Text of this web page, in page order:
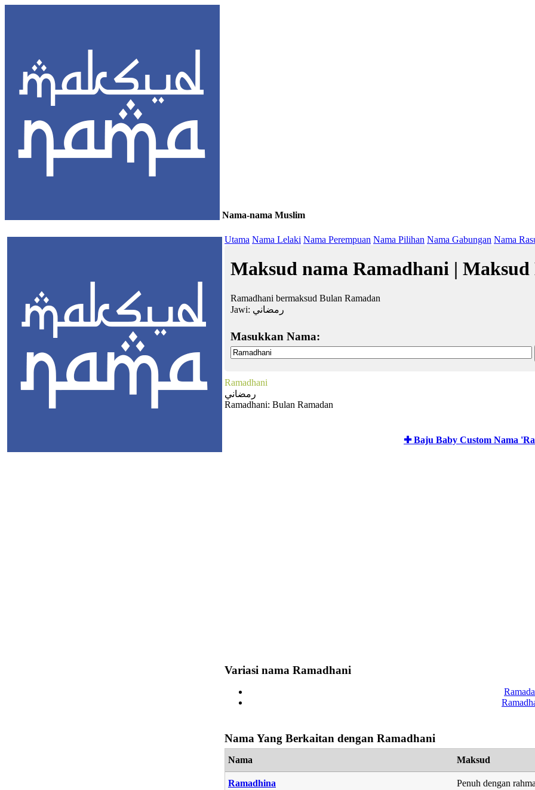
Nama-nama Muslim
Utama Nama Lelaki Nama Perempuan Nama Pilihan Nama Gabungan Nama
Maksud nama Ramadhani |
Ramadhani bermaksud Bulan Ramadan
Jawi: رمضاني
Masukkan Nama:
Ramadhani
رمضاني
Ramadhani: Bulan Ramadan
✚ Baju Baby Custom Nama
Variasi nama Ramadhani
Nama Yang Berkaitan dengan Ramadhani
Nama Maksud
Ramadhina Penuh dengan